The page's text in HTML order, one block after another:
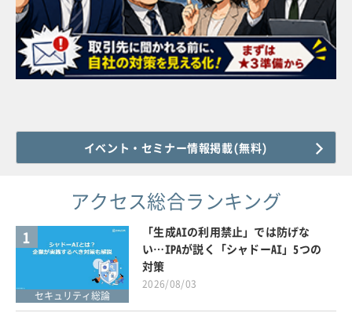
イベント・セミナー情報掲載(無料)
アクセス総合ランキング
1
セキュリティ総論
「生成AIの利用禁止」では防げな
い…IPAが説く「シャドーAI」5つの
対策
2026/08/03